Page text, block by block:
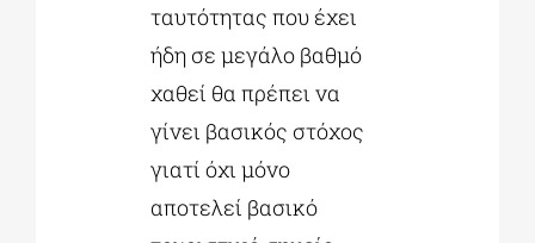
ταυτότητας που έχει
ήδη σε μεγάλο βαθμό
χαθεί θα πρέπει να
γίνει βασικός στόχος
γιατί όχι μόνο
αποτελεί βασικό